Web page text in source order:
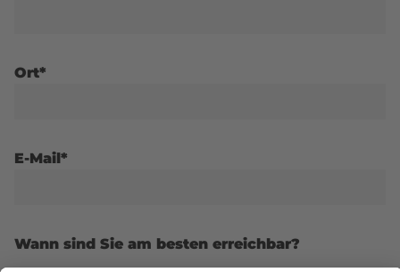
Ort*
E-Mail*
Wann sind Sie am besten erreichbar?